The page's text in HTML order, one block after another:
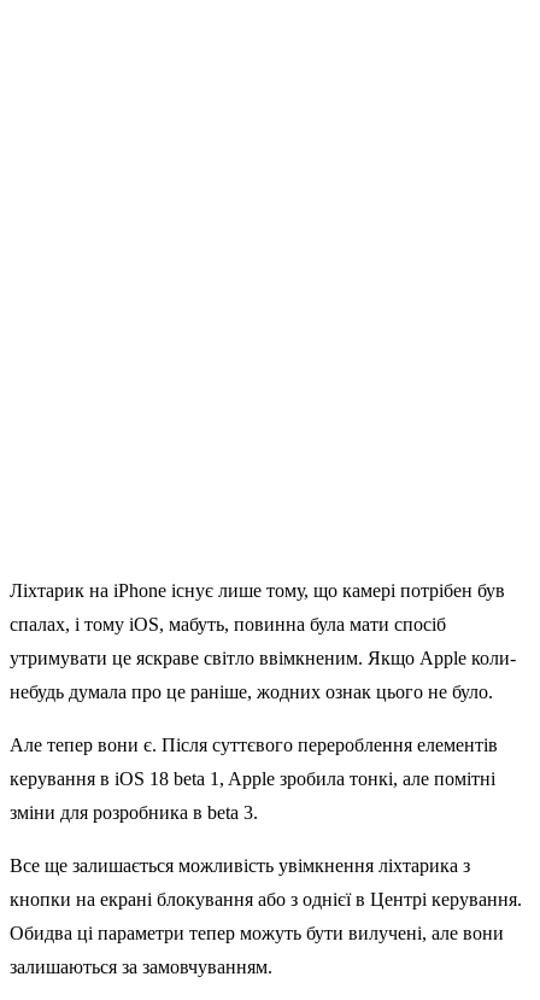
Ліхтарик на iPhone існує лише тому, що камері потрібен був
спалах, і тому iOS, мабуть, повинна була мати спосіб
утримувати це яскраве світло ввімкненим. Якщо Apple коли-
небудь думала про це раніше, жодних ознак цього не було.
Але тепер вони є. Після суттєвого перероблення елементів
керування в iOS 18 beta 1, Apple зробила тонкі, але помітні
зміни для розробника в beta 3.
Все ще залишається можливість увімкнення ліхтарика з
кнопки на екрані блокування або з однієї в Центрі керування.
Обидва ці параметри тепер можуть бути вилучені, але вони
залишаються за замовчуванням.